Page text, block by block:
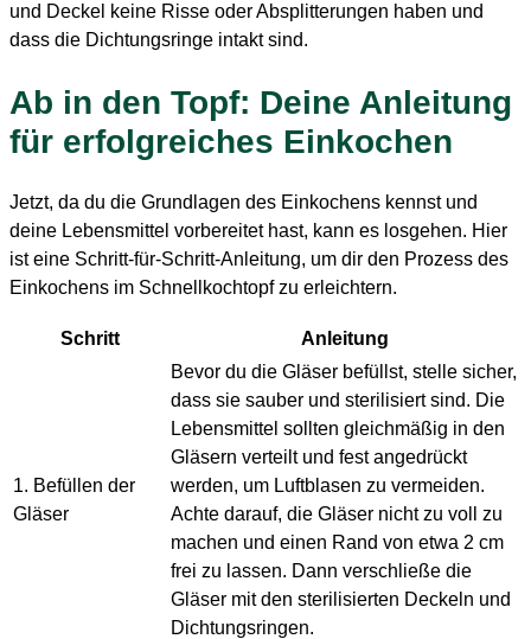
und Deckel keine Risse oder Absplitterungen haben und
dass die Dichtungsringe intakt sind.
Ab in den Topf: Deine Anleitung
für erfolgreiches Einkochen
Jetzt, da du die Grundlagen des Einkochens kennst und
deine Lebensmittel vorbereitet hast, kann es losgehen. Hier
ist eine Schritt-für-Schritt-Anleitung, um dir den Prozess des
Einkochens im Schnellkochtopf zu erleichtern.
Schritt Anleitung
1. Befüllen der
Gläser
Bevor du die Gläser befüllst, stelle sicher,
dass sie sauber und sterilisiert sind. Die
Lebensmittel sollten gleichmäßig in den
Gläsern verteilt und fest angedrückt
werden, um Luftblasen zu vermeiden.
Achte darauf, die Gläser nicht zu voll zu
machen und einen Rand von etwa 2 cm
frei zu lassen. Dann verschließe die
Gläser mit den sterilisierten Deckeln und
Dichtungsringen.